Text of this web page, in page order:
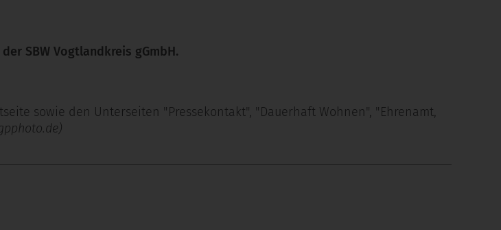
SBW Vogtlandkreis gGmbH.
sowie den Unterseiten "Pressekontakt", "Dauerhaft Wohnen", "Ehrenamt,